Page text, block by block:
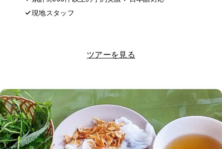
現地スタッフ
ツアーを見る